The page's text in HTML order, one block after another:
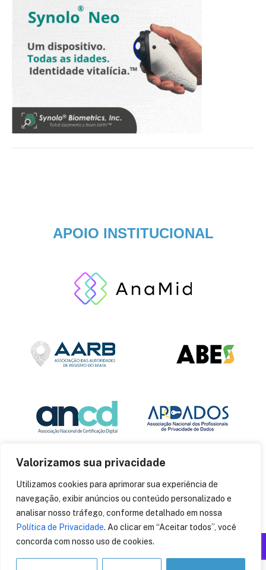
Valorizamos sua privacidade
Utilizamos cookies para aprimorar sua experiência de
navegação, exibir anúncios ou conteúdo personalizado e
analisar nosso tráfego, conforme detalhado em nossa
Política de Privacidade. Ao clicar em “Aceitar todos”, você
concorda com nosso uso de cookies.
APOIO INSTITUCIONAL
© 2014CryptoID. Todos os direitos reservados.